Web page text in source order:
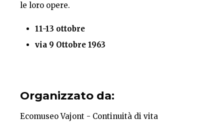
le loro opere.
11-13 ottobre
via 9 Ottobre 1963
Organizzato da:
Ecomuseo Vajont - Continuità di vita